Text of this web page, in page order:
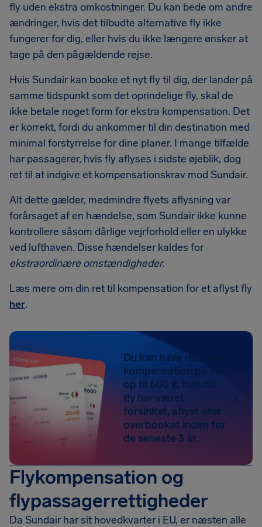
fly uden ekstra omkostninger. Du kan bede om andre
ændringer, hvis det tilbudte alternative fly ikke
fungerer for dig, eller hvis du ikke længere ønsker at
tage på den pågældende rejse.
Hvis Sundair kan booke et nyt fly til dig, der lander på
samme tidspunkt som det oprindelige fly, skal de
ikke betale noget form for ekstra kompensation. Det
er korrekt, fordi du ankommer til din destination med
minimal forstyrrelse for dine planer. I mange tilfælde
har passagerer, hvis fly aflyses i sidste øjeblik, dog
ret til at indgive et kompensationskrav mod Sundair.
Alt dette gælder, medmindre flyets aflysning var
forårsaget af en hændelse, som Sundair ikke kunne
kontrollere såsom dårlige vejrforhold eller en ulykke
ved lufthaven. Disse hændelser kaldes for
ekstraordinære omstændigheder.
Læs mere om din ret til kompensation for et aflyst fly
her.
Du kan have ret til en
kompensation på helt
op til 600 €, hvis dit
fly har været
forsinket, aflyst eller
overbooket inden for
de seneste 3 år.
Flykompensation og
flypassagerrettigheder
Da Sundair har sit hovedkvarter i EU, er næsten alle